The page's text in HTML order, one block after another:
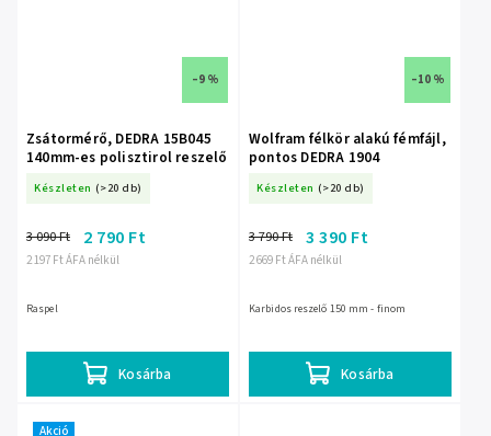
–9 %
Zsátormérő, DEDRA 15B045
140mm-es polisztirol reszelő
Készleten (>20 db)
2 197 Ft ÁFA nélkül
3 090 Ft 2 790 Ft
Kosárba
Raspel
–10 %
Wolfram félkör alakú fémfájl,
pontos DEDRA 1904
Készleten (>20 db)
2 669 Ft ÁFA nélkül
3 790 Ft 3 390 Ft
Kosárba
Karbidos reszelő 150 mm - finom
Akció